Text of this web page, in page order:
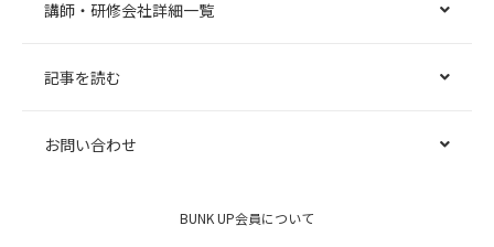
講師・研修会社詳細一覧
記事を読む
お問い合わせ
BUNK UP会員について